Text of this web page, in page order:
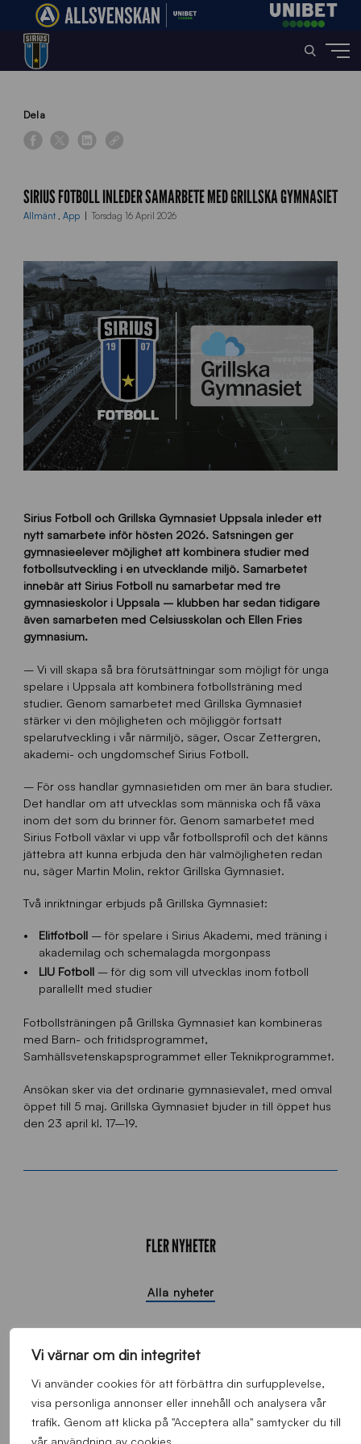
Vi värnar om din integritet
Vi använder cookies för att förbättra din surfupplevelse,
visa personliga annonser eller innehåll och analysera vår
trafik. Genom att klicka på "Acceptera alla" samtycker du till
vår användning av cookies.
Home»
Dela
SIRIUS FOTBOLL INLEDER SAMARBETE MED GRILLSKA GYMNASIET
Allmänt , App Torsdag 16 April 2026
Sirius Fotboll och Grillska Gymnasiet Uppsala inleder ett
nytt samarbete inför hösten 2026. Satsningen ger
gymnasieelever möjlighet att kombinera studier med
fotbollsutveckling i en utvecklande miljö. Samarbetet
innebär att Sirius Fotboll nu samarbetar med tre
gymnasieskolor i Uppsala – klubben har sedan tidigare
även samarbeten med Celsiusskolan och Ellen Fries
gymnasium.
– Vi vill skapa så bra förutsättningar som möjligt för unga
spelare i Uppsala att kombinera fotbollsträning med
studier. Genom samarbetet med Grillska Gymnasiet
stärker vi den möjligheten och möjliggör fortsatt
spelarutveckling i vår närmiljö, säger, Oscar Zettergren,
akademi- och ungdomschef Sirius Fotboll.
– För oss handlar gymnasietiden om mer än bara studier.
Det handlar om att utvecklas som människa och få växa
inom det som du brinner för. Genom samarbetet med
Sirius Fotboll växlar vi upp vår fotbollsprofil och det känns
jättebra att kunna erbjuda den här valmöjligheten redan
nu, säger Martin Molin, rektor Grillska Gymnasiet.
Två inriktningar erbjuds på Grillska Gymnasiet:
Elitfotboll– för spelare i Sirius Akademi, med träning i
akademilag och schemalagda morgonpass
LIU Fotboll– för dig som vill utvecklas inom fotboll
parallellt med studier
Fotbollsträningen på Grillska Gymnasiet kan kombineras
med Barn- och fritidsprogrammet,
Samhällsvetenskapsprogrammet eller Teknikprogrammet.
Ansökan sker via det ordinarie gymnasievalet, med omval
öppet till 5 maj. Grillska Gymnasiet bjuder in till öppet hus
den 23 april kl. 17–19.
FLER NYHETER
Alla nyheter